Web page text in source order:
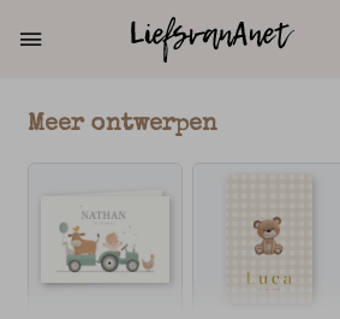
Meer ontwerpen